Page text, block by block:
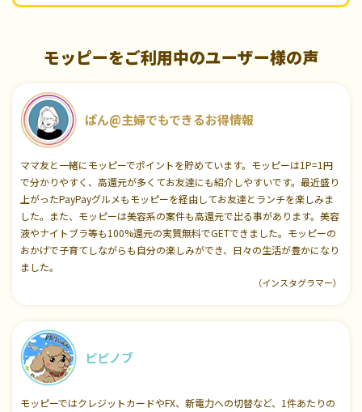
モッピーをご利用中のユーザー様の声
ぱん@主婦でもできるお得情報
ママ友と一緒にモッピーでポイントを貯めています。モッピーは1P=1円
で分かりやすく、高還元が多くてお友達にも紹介しやすいです。最近盛り
上がったPayPayグルメもモッピーを経由してお友達とランチを楽しみま
した。また、モッピーは美容系の案件も高還元で出る事があります。美容
液やナイトブラ等も100%還元の実質無料でGETできました。モッピーの
おかげで子育てしながらも自分の楽しみができ、日々の生活が豊かになり
ました。
（インスタグラマー）
ピピノブ
モッピーではクレジットカードやFX、新電力への切替など、1件あたりの